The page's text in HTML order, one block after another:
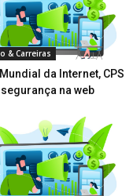
& Carreiras
da Internet, CPS
na web